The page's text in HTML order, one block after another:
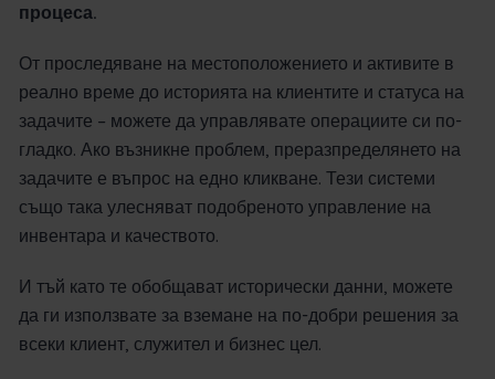
процеса.
От проследяване на местоположението и активите в
реално време до историята на клиентите и статуса на
задачите – можете да управлявате операциите си по-
гладко. Ако възникне проблем, преразпределянето на
задачите е въпрос на едно кликване. Тези системи
също така улесняват подобреното управление на
инвентара и качеството.
И тъй като те обобщават исторически данни, можете
да ги използвате за вземане на по-добри решения за
всеки клиент, служител и бизнес цел.